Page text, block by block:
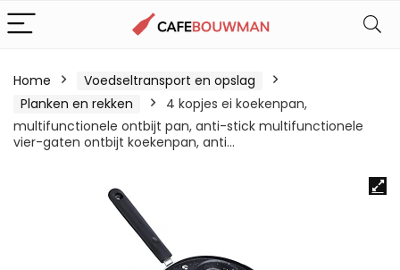
Home
Voedseltransport en opslag
Planken en rekken
4 kopjes ei koekenpan,
multifunctionele ontbijt pan, anti-stick multifunctionele
vier-gaten ontbijt koekenpan, anti…